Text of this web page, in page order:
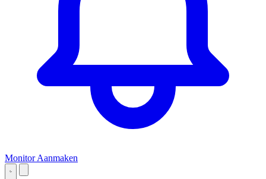
Monitor Aanmaken